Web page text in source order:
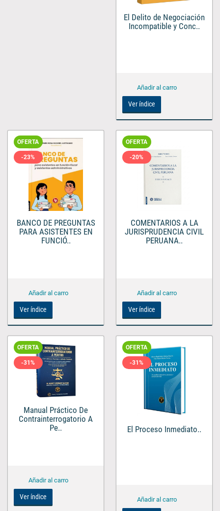
El Delito de Negociación
Incompatible y Conc..
Ver índice
OFERTA
-23%
BANCO DE PREGUNTAS
PARA ASISTENTES EN
FUNCIÓ..
Ver índice
OFERTA
-20%
COMENTARIOS A LA
JURISPRUDENCIA CIVIL
PERUANA..
Ver índice
OFERTA
-31%
Manual Práctico De
Contrainterrogatorio A
Pe..
Ver índice
OFERTA
-31%
El Proceso Inmediato..